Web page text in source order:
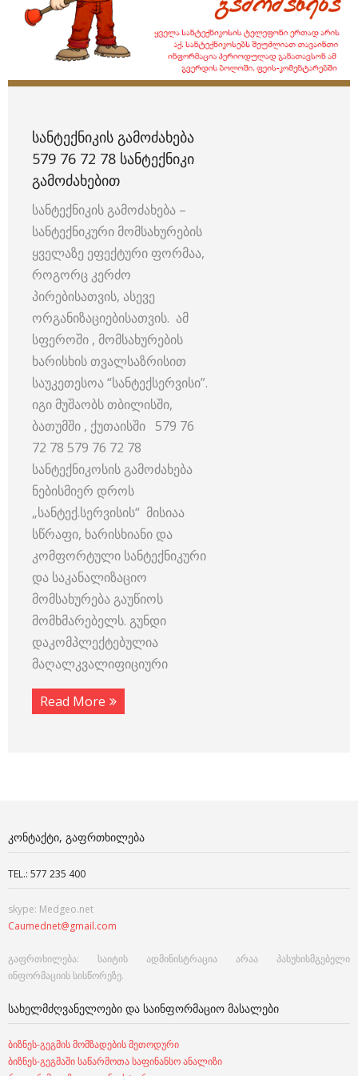
ᲡᲐᲜᲢᲔᲥᲜᲘᲙᲘᲡ ᲒᲐᲛᲝᲫᲐᲮᲔᲑᲐ
579 76 72 78 ᲡᲐᲜᲢᲔᲥᲜᲘᲙᲘ
ᲒᲐᲛᲝᲫᲐᲮᲔᲑᲘᲗ
სანტექნიკის გამოძახება –
სანტექნიკური მომსახურების
ყველაზე ეფექტური ფორმაა,
როგორც კერძო
პირებისათვის, ასევე
ორგანიზაციებისათვის. ამ
სფეროში , მომსახურების
ხარისხის თვალსაზრისით
საუკეთესოა “სანტექსერვისი”.
იგი მუშაობს თბილისში,
ბათუმში , ქუთაისში 579 76
72 78 579 76 72 78
სანტექნიკოსის გამოძახება
ნებისმიერ დროს
„სანტექ.სერვისის“ მისიაა
სწრაფი, ხარისხიანი და
კომფორტული სანტექნიკური
და საკანალიზაციო
მომსახურება გაუწიოს
მომხმარებელს. გუნდი
დაკომპლექტებულია
მაღალკვალიფიციური
Read More
ᲙᲝᲜᲢᲐᲥᲢᲘ, ᲒᲐᲤᲠᲗᲮᲘᲚᲔᲑᲐ
TEL.: 577 235 400
skype: Medgeo.net
Caumednet@gmail.com
გაფრთხილება: საიტის ადმინისტრაცია არაა პასუხისმგებელი
ინფორმაციის სისწორეზე.
ᲡᲐᲮᲔᲚᲛᲫᲦᲕᲐᲜᲔᲚᲝᲔᲑᲘ ᲓᲐ ᲡᲐᲘᲜᲤᲝᲠᲛᲐᲪᲘᲝ ᲛᲐᲡᲐᲚᲔᲑᲘ
ბიზნეს-გეგმის მომზადების მეთოდური
ბიზნეს-გეგმაში საწარმოთა საფინანსო ანალიზი